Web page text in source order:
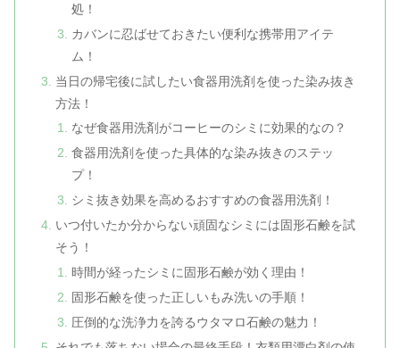
処！
カバンに忍ばせておきたい便利な携帯用アイテ
ム！
当日の帰宅後に試したい食器用洗剤を使った染み抜き
方法！
なぜ食器用洗剤がコーヒーのシミに効果的なの？
食器用洗剤を使った具体的な染み抜きのステッ
プ！
シミ抜き効果を高めるおすすめの食器用洗剤！
いつ付いたか分からない頑固なシミには固形石鹸を試
そう！
時間が経ったシミに固形石鹸が効く理由！
固形石鹸を使った正しいもみ洗いの手順！
圧倒的な洗浄力を誇るウタマロ石鹸の魅力！